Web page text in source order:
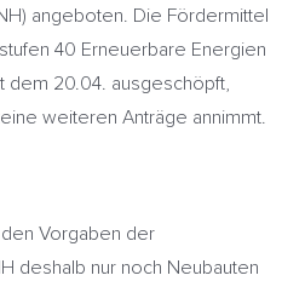
angeboten. Die Fördermittel
40 Erneuerbare Energien
dem 20.04. ausgeschöpft,
weiteren Anträge annimmt.
Vorgaben der
deshalb nur noch Neubauten